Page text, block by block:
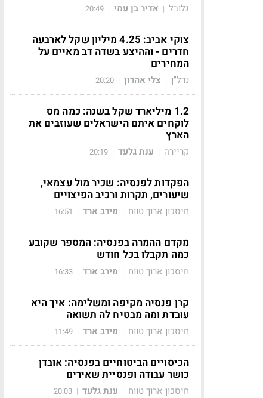
גלובל | אדיר בן עמי |
20:49
צוקי אביב: 4.25 מיליון שקל לארבעה
חדרים - וההיצע בשדה דב מאיים על
המחירים
נדל"ן | צלי אהרון |
20:20
1.2 מיליארד שקל בשנה: כמה מס
לוקחים איתם הישראלים שעוזבים את
הארץ
קריירה | ענת גלעד |
20:19
הפקדות לפנסיה: שכיר מול עצמאי,
שיעורים, תקרות ורכיב הפיצויים
חיסכון ארוך טווח | מירב ארד |
16:51
מקדם ההמרה בפנסיה: המספר שקובע
כמה תקבלו בכל חודש
חיסכון ארוך טווח | מירב ארד |
16:33
קרן פנסיה מקיפה ומשלימה: איך היא
עובדת ומה מבטיח לה תשואה
חיסכון ארוך טווח | מירב ארד |
11:49
הכיסויים הביטוחיים בפנסיה: אובדן
כושר עבודה ופנסיית שאירים
חיסכון ארוך טווח | ענת גלעד |
20:03